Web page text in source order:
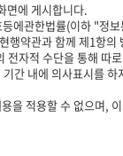
면에 게시합니다.
관한법률(이하 "정
약관과 함께 제1항
자적 수단을 통해 따
내에 의사표시를
적용할 수 없으며,